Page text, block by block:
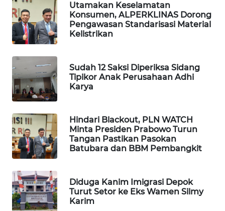
Utamakan Keselamatan
Konsumen, ALPERKLINAS Dorong
Pengawasan Standarisasi Material
Kelistrikan
Sudah 12 Saksi Diperiksa Sidang
Tipikor Anak Perusahaan Adhi
Karya
Hindari Blackout, PLN WATCH
Minta Presiden Prabowo Turun
Tangan Pastikan Pasokan
Batubara dan BBM Pembangkit
Diduga Kanim Imigrasi Depok
Turut Setor ke Eks Wamen Silmy
Karim
WN
LABUHANBATU
TAPANULI
TENGAH
WN DELI
WN
TEBING
TINGGI
WN
PAKPAK